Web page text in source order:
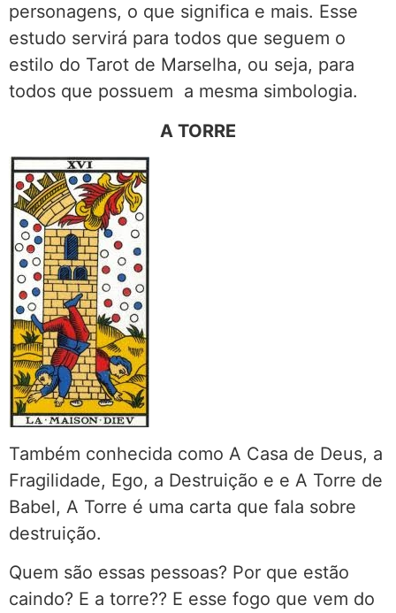
personagens, o que significa e mais. Esse
estudo servirá para todos que seguem o
estilo do Tarot de Marselha, ou seja, para
todos que possuem a mesma simbologia.
A TORRE
Também conhecida como A Casa de Deus, a
Fragilidade, Ego, a Destruição e e A Torre de
Babel, A Torre é uma carta que fala sobre
destruição.
Quem são essas pessoas? Por que estão
caindo? E a torre?? E esse fogo que vem do